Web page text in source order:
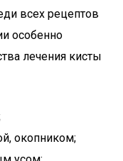
всех рецептов
особенно
лечения кисты
окопником;